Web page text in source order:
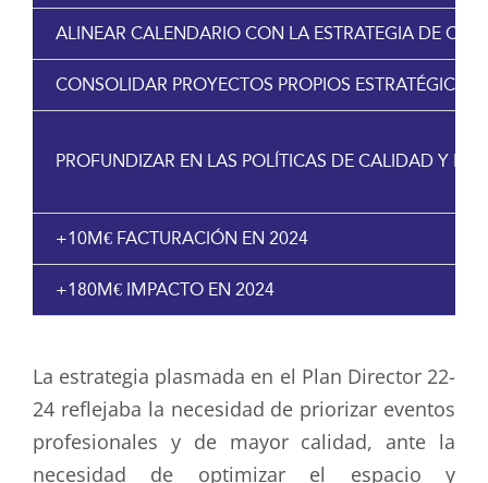
ALINEAR CALENDARIO CON LA ESTRATEGIA DE
CONSOLIDAR PROYECTOS PROPIOS ESTRATÉGICOS
PROFUNDIZAR EN LAS POLÍTICAS DE CALIDAD Y
+10M€ FACTURACIÓN EN 2024
+180M€ IMPACTO EN 2024
La estrategia plasmada en el Plan Director 22-
24 reflejaba la necesidad de priorizar eventos
profesionales y de mayor calidad, ante la
necesidad de optimizar el espacio y